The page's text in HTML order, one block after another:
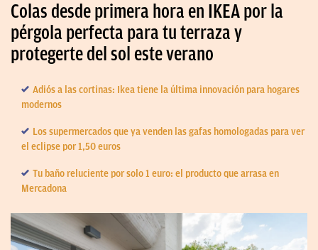
Colas desde primera hora en IKEA por la
pérgola perfecta para tu terraza y
protegerte del sol este verano
Adiós a las cortinas: Ikea tiene la última innovación para hogares
modernos
Los supermercados que ya venden las gafas homologadas para ver
el eclipse por 1,50 euros
Tu baño reluciente por solo 1 euro: el producto que arrasa en
Mercadona